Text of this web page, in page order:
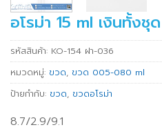
อโรม่า 15 ml เงินทั้งชุด
รหัสสินค้า: KO-154 ฝา-036
หมวดหมู่: ขวด, ขวด 005-080 ml
ป้ายกำกับ: ขวด, ขวดอโรม่า
8.7/2.9/9.1